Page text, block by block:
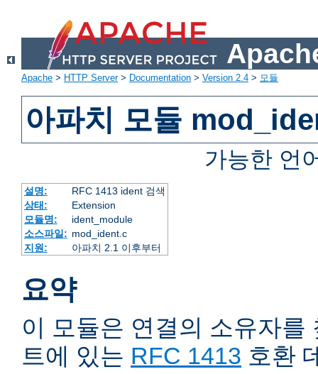
Apache > HTTP Server> Documentation > Version 2.4 > 모듈
아파치 모듈
가능한 언
설명:
RFC 1413 ident 검색
상태:
Extension
모듈명:
ident_module
소스파일: mod_ident.c
지원:
아파치 2.1 이후부터
요약
이 모듈은 연결의 소유자를
트에 있는 RFC 1413 호환